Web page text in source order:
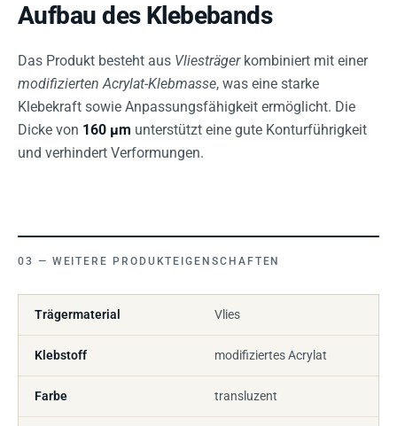
Aufbau des Klebebands
Das Produkt besteht aus Vliesträgerkombiniert mit einer
modifizierten Acrylat-Klebmasse, was eine starke
Klebekraft sowie Anpassungsfähigkeit ermöglicht. Die
Dicke von 160 µm unterstützt eine gute Konturführigkeit
und verhindert Verformungen.
WEITERE PRODUKTEIGENSCHAFTEN
Trägermaterial Vlies
Klebstoff modifiziertes Acrylat
Farbe transluzent